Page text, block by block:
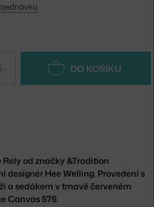
DO KOŠÍKU
od značky &Tradition
designér Hee Welling. Provedení s
a sedákem v tmavě červeném
Canvas 576.